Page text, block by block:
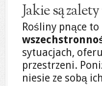
Jakie są
Rośliny pnące
sytuacjach,
przestrzeni.
niesie ze sobą